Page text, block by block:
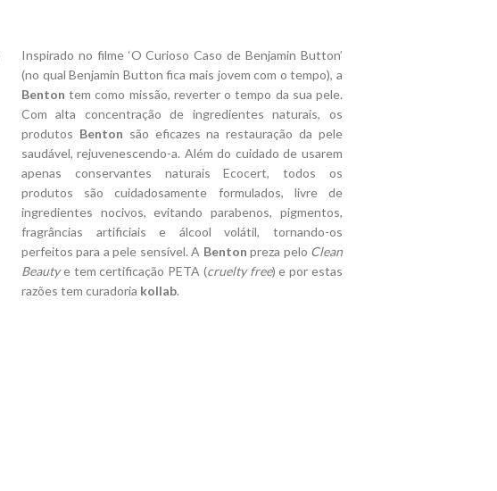
Inspirado no filme ‘O Curioso Caso de Benjamin Button’
(no qual Benjamin Button fica mais jovem com o tempo), a
Benton tem como missão, reverter o tempo da sua pele.
Com alta concentração de ingredientes naturais, os
produtos Benton são eficazes na restauração da pele
saudável, rejuvenescendo-a. Além do cuidado de usarem
apenas conservantes naturais Ecocert, todos os
produtos são cuidadosamente formulados, livre de
ingredientes nocivos, evitando parabenos, pigmentos,
fragrâncias artificiais e álcool volátil, tornando-os
perfeitos para a pele sensível. A Benton preza pelo Clean
Beautye tem certificação PETA (cruelty free) e por estas
razões tem curadoria kollab.